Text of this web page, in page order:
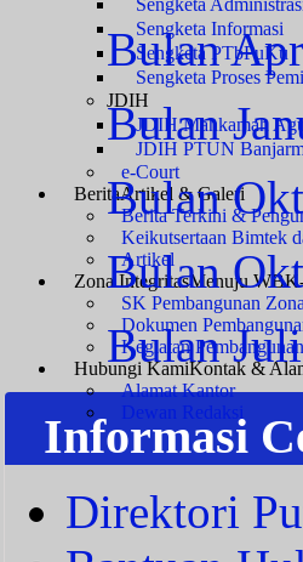
Sengketa
Sengketa Informasi
Sengketa PTbPuKu
Sengketa Proses
JDIH
JDIH Mahkamah
JDIH PTUN
e-Court
BeritaArtikel & Galeri
Berita Terkini &
Keikutsertaan Bimtek
Artikel
Zona IntegritasMenuju
SK Pembangunan
Dokumen
Kegiatan
Hubungi KamiKontak &
Alamat Kantor
Dewan Redaksi
Bulan
Bulan
Bulan
Bulan
Bulan
Informasi
Direktori